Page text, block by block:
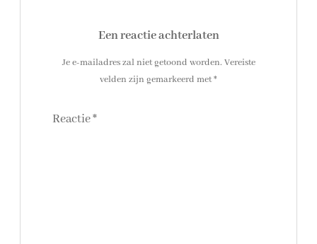
Een reactie achterlaten
Je e-mailadres zal niet getoond worden. Vereiste
velden zijn gemarkeerd met*
Reactie*